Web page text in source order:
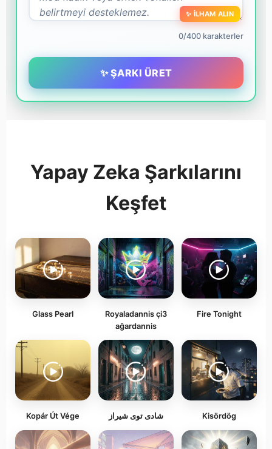
✨ İLHAM ALIN
0/400 karakterler
✨ ŞARKI ÜRET
Yapay Zeka Şarkılarını
Keşfet
Glass Pearl
Royaladannis çi3
ağardannis
Fire Tonight
Kopár Út Vége شادی توی شیراز Kisördög